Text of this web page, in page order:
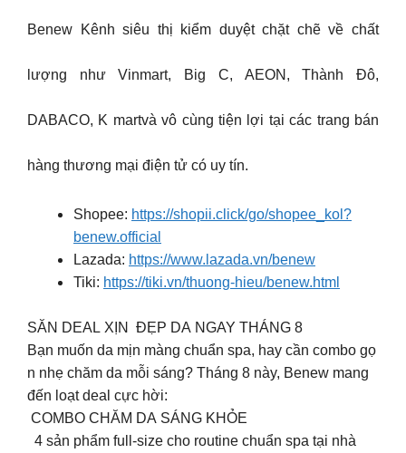
Benew Kênh siêu thị kiểm duyệt chặt chẽ về chất
lượng như Vinmart, Big C, AEON, Thành Đô,
DABACO, K martvà vô cùng tiện lợi tại các trang bán
hàng thương mại điện tử có uy tín.
Shopee: https://shopii.click/go/shopee_kol?
benew.official
Lazada: https://www.lazada.vn/benew
Tiki: https://tiki.vn/thuong-hieu/benew.html
SĂN DEAL XỊN ĐẸP DA NGAY THÁNG 8
Bạn muốn da mịn màng chuẩn spa, hay cần combo gọ
n nhẹ chăm da mỗi sáng? Tháng 8 này, Benew mang
đến loạt deal cực hời:
COMBO CHĂM DA SÁNG KHỎE
4 sản phẩm full-size cho routine chuẩn spa tại nhà